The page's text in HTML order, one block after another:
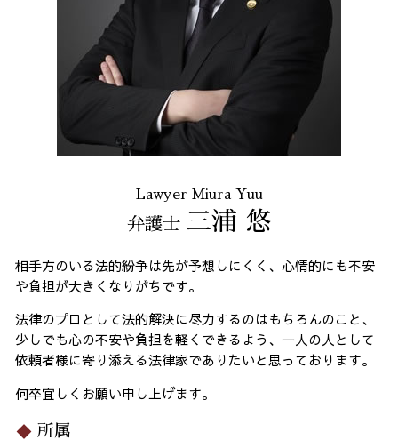
Lawyer Miura Yuu
弁護士 三浦 悠
相手方のいる法的紛争は先が予想しにくく、心情的にも不安
や負担が大きくなりがちです。
法律のプロとして法的解決に尽力するのはもちろんのこと、
少しでも心の不安や負担を軽くできるよう、一人の人として
依頼者様に寄り添える法律家でありたいと思っております。
何卒宜しくお願い申し上げます。
所属